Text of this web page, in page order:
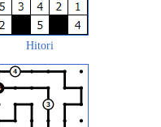
Hitori